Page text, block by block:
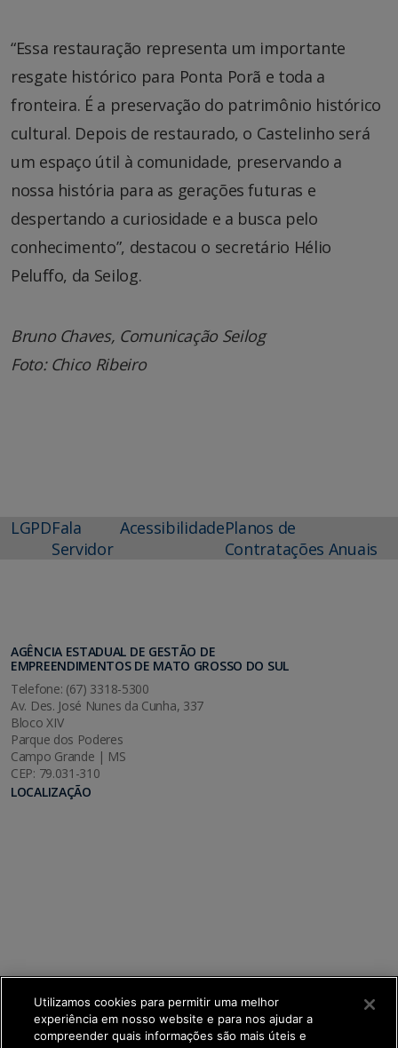
“Essa restauração representa um importante
resgate histórico para Ponta Porã e toda a
fronteira. É a preservação do patrimônio histórico
cultural. Depois de restaurado, o Castelinho será
um espaço útil à comunidade, preservando a
nossa história para as gerações futuras e
despertando a curiosidade e a busca pelo
conhecimento”, destacou o secretário Hélio
Peluffo, da Seilog.
Bruno Chaves, Comunicação Seilog
Foto: Chico Ribeiro
LGPDFala
Servidor
AcessibilidadePlanos de
Contratações Anuais
AGÊNCIA ESTADUAL DE GESTÃO DE
EMPREENDIMENTOS DE MATO GROSSO DO SUL
Telefone: (67) 3318-5300
Av. Des. José Nunes da Cunha, 337
Bloco XIV
Parque dos Poderes
Campo Grande | MS
CEP: 79.031-310
LOCALIZAÇÃO
Utilizamos cookies para permitir uma melhor
experiência em nosso website e para nos ajudar a
compreender quais informações são mais úteis e